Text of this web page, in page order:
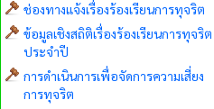
ช่องทางแจ้งเรื่องร้องเรียนการทุจริต
ข้อมูลเชิงสถิติเรื่องร้องเรียนการทุจริต
ประจำปี
การดำเนินการเพื่อจัดการความเสี่ยง
การทุจริต